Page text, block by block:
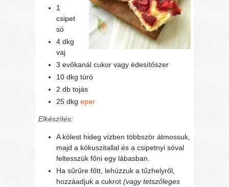
1
csipet
só
4 dkg
vaj
3 evőkanál cukor vagy édesítőszer
10 dkg túró
2 db tojás
25 dkgeper
Elkészítés:
A kölest hideg vízben többször átmossuk,
majd a kókuszitallal és a csipetnyi sóval
feltesszük főni egy lábasban.
Ha sűrűre főtt, lehúzzuk a tűzhelyről,
hozzáadjuk a cukrot(vagy tetszőleges